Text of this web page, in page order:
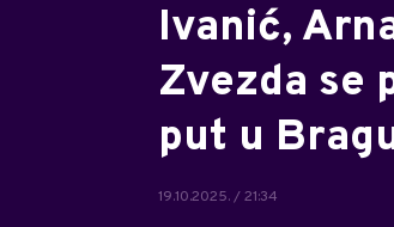
Ivanić,
Zvezda se
put u
19.10.2025. / 21:34